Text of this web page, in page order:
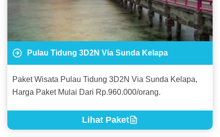
Pulau Tidung 3D2N Via Sunda Kelapa
Paket Wisata Pulau Tidung 3D2N Via Sunda Kelapa,
Harga Paket Mulai Dari Rp.960.000/orang.
Lihat Paket